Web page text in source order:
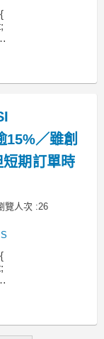
/* 自動換行 */
／雖創
期訂單時
覽人次 :26
/* 自動換行 */